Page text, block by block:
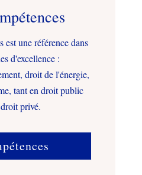
est une référence dans
d'excellence :
droit de l'énergie,
tant en droit public
privé.